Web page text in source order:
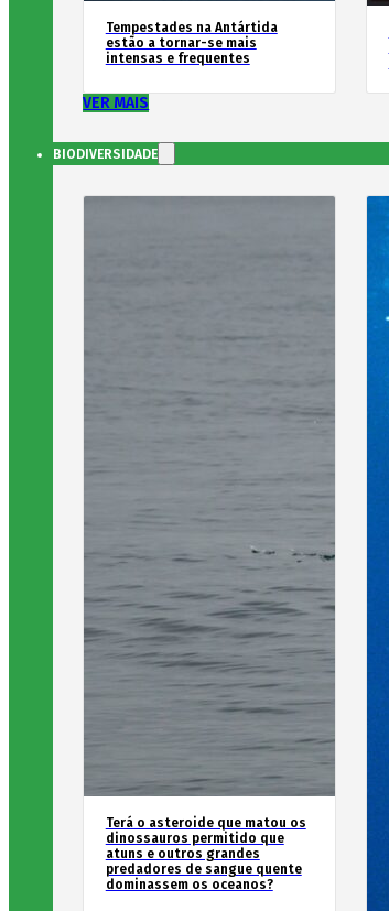
Tempestades na Antártida
estão a tornar-se mais
intensas e frequentes
VER MAIS
BIODIVERSIDADE
Terá o asteroide que matou os
dinossauros permitido que
atuns e outros grandes
predadores de sangue quente
dominassem os oceanos?